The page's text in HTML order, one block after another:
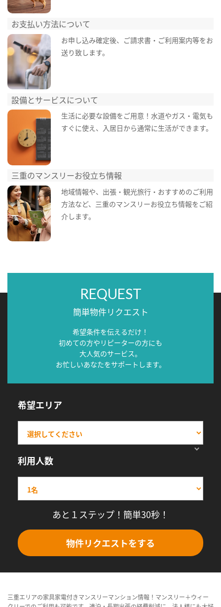
お支払い方法について
お申し込み確定後、ご請求書・ご利用案内等をお
送り致します。
設備とサービスについて
生活に必要な設備をご用意！水道やガス・電気も
すぐに使え、入居日から通常に生活ができます。
三重のマンスリーお役立ち情報
地域情報や、出張・観光旅行・おすすめのご利用
方法など、三重のマンスリーお役立ち情報をご紹
介します。
REQUEST
簡単物件リクエスト
希望条件を伝えるだけ！
初めての方やリピーターの方にも
大人気のサービス。
お忙しいあなたをサポートします。
希望エリア
利用人数
あと１ステップ！簡単30秒！
物件リクエストをする
三重エリアの家具家電付きマンスリーマンション情報！マンスリー＋ウィー